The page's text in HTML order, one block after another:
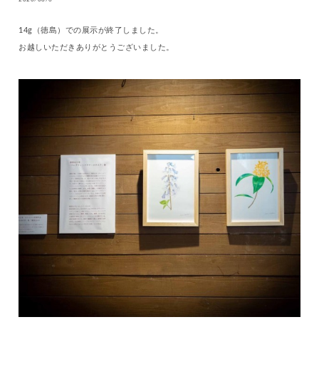
14g（徳島）での展示が終了しました。
お越しいただきありがとうございました。